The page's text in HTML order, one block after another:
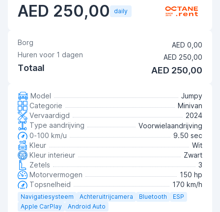
AED 250,00 daily
Borg
AED 0,00
Huren voor 1 dagen AED 250,00
Totaal AED 250,00
Model
Jumpy
Categorie
Minivan
Vervaardigd
2024
Type aandrijving
Voorwielaandrijving
0-100 km/u
9.50 sec
Kleur
Wit
Kleur interieur
Zwart
Zetels
3
Motorvermogen
150 hp
Topsnelheid
170 km/h
Navigatiesysteem Achteruitrijcamera Bluetooth
ESP
Apple CarPlay
Android Auto